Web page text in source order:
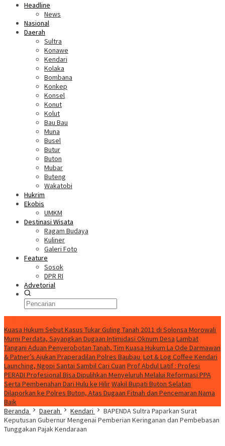
Headline
News
Nasional
Daerah
Sultra
Konawe
Kendari
Kolaka
Bombana
Konkep
Konsel
Konut
Kolut
Bau Bau
Muna
Busel
Butur
Buton
Mubar
Buteng
Wakatobi
Hukrim
Ekobis
UMKM
Destinasi Wisata
Ragam Budaya
Kuliner
Galeri Foto
Feature
Sosok
DPR RI
Advetorial
Kuasa Hukum Sebut Kasus Tukar Guling Tanah 2011 di Solonsa Morowali
Murni Perdata, Sayangkan Dugaan Intimidasi Oknum Desa Lambat
Tangani Aduan Penyerobotan Tanah, Tim Kuasa Hukum La Ode Darmawan
& Patner’s Ajukan Praperadilan Polres Baubau Lot & Log Coffee Kendari
Launching, Ngopi Santai Sambil Cari Cuan Prof Abdul Latif : Profesi
PERADI Profesional Bisa Dipulihkan Menyeluruh Melalui Reformasi PPA
Serta Pembenahan Dari Hulu ke HilirWakil Bupati Buton Selatan
Dilaporkan ke Polres Buton, Atas Dugaan Fitnah dan Pencemaran Nama
Baik
Beranda
Daerah Kendari
BAPENDA Sultra Paparkan Surat
Keputusan Gubernur Mengenai Pemberian Keringanan dan Pembebasan
Tunggakan Pajak Kendaraan